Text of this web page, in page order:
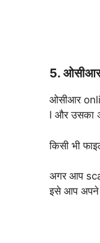
5.
ओसीआर
l और उसका
किसी भी
अगर आप
इसे आप अपने